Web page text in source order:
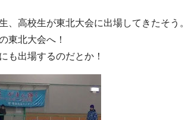
、高校生が東北大会に出場してきたそう。
東北大会へ！
も出場するのだとか！